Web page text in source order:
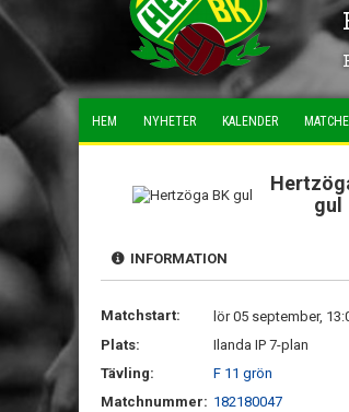
HEM NYHETER KALENDER
gul
INFORMATION
Matchstart:
lör 05 september,
Plats:
Ilanda IP 7-plan
Tävling:
F 11 grön
Matchnummer: 182180047